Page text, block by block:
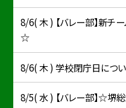
8/6( 木 ) 【バレー部】新チ
☆
8/6( 木 ) 学校閉庁日につ
8/5( 水 ) 【バレー部】☆堺